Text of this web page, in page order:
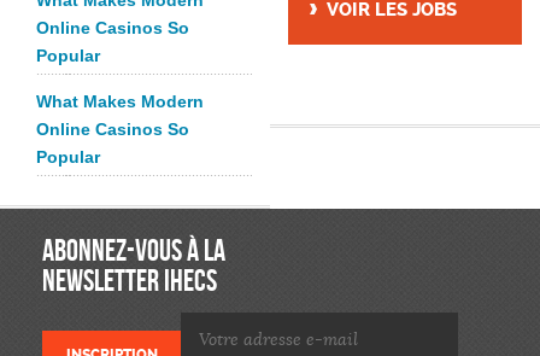
Online Casinos So
Popular
What Makes Modern
Online Casinos So
Popular
VOIR LES JOBS
ABONNEZ-VOUS À LA
NEWSLETTER IHECS